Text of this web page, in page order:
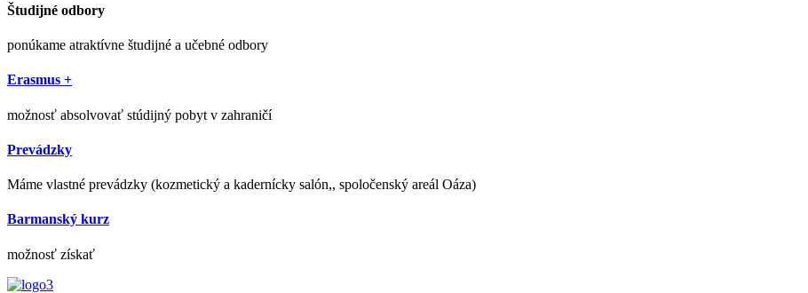
Študijné odbory
ponúkame atraktívne študijné a učebné odbory
Erasmus +
možnosť absolvovať stúdijný pobyt v zahraničí
Prevádzky
Máme vlastné prevádzky (kozmetický a kadernícky salón,, spoločenský areál Oáza)
Barmanský kurz
možnosť získať